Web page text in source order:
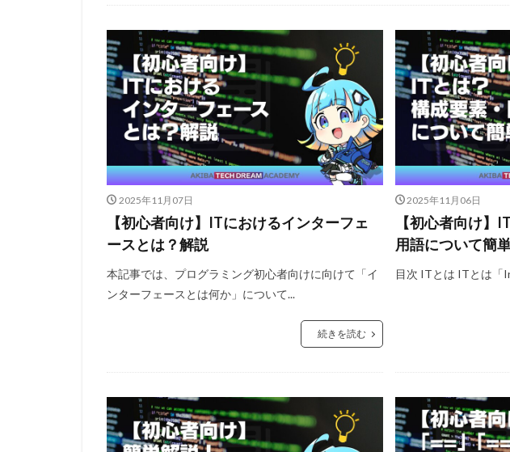
2025年11月07日
【初心者向け】ITにおけるインターフェ
ースとは？解説
本記事では、プログラミング初心者向けに向けて「イ
ンターフェースとは何か」について...
続きを読む
2025年11月06日
【初心者向け】
用語について簡
目次 ITとは ITとは「